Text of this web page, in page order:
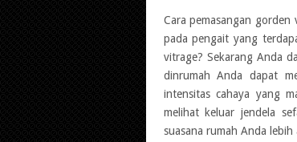
Cara pemasangan
pada pengait yang
vitrage? Sekarang Anda
dinrumah Anda dapat
intensitas cahaya yang
melihat keluar jendela
suasana rumah Anda lebih